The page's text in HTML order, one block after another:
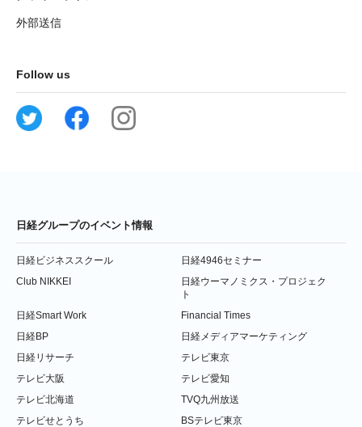
外部送信
Follow us
日経グループのイベント情報
日経ビジネススクール
日経4946セミナー
Club NIKKEI
日経ウーマノミクス・プロジェク
ト
日経Smart Work
Financial Times
日経BP
日経メディアマーケティング
日経リサーチ
テレビ東京
テレビ大阪
テレビ愛知
テレビ北海道
TVQ九州放送
テレビせとうち
BSテレビ東京